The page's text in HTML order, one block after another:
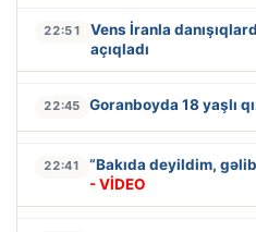
22:51
Vens İranla
açıqladı
22:45 Goranboyda 18 yaşlı
22:41
“Bakıda deyildim,
- VİDEO